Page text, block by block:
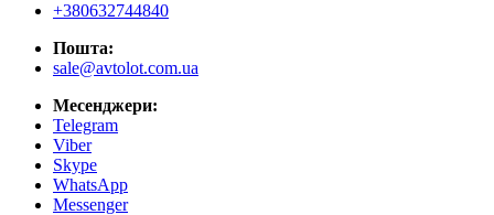
+380632744840
Пошта:
sale@avtolot.com.ua
Месенджери:
Telegram
Viber
Skype
WhatsApp
Messenger